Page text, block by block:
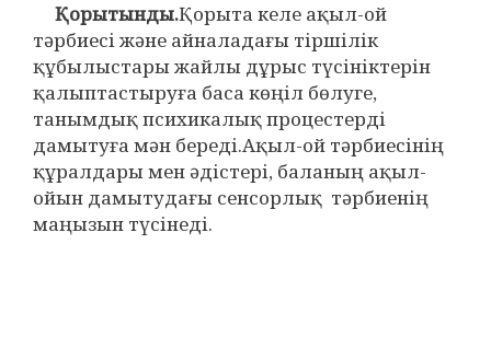
Қорытынды.Қорыта келе ақыл-ой
тәрбиесі және айналадағы тіршілік
құбылыстары жайлы дұрыс түсініктерін
қалыптастыруға баса көңіл бөлуге,
танымдық психикалық процестерді
дамытуға мән береді.Ақыл-ой тәрбиесінің
құралдары мен әдістері, баланың ақыл-
ойын дамытудағы сенсорлық тәрбиенің
маңызын түсінеді.